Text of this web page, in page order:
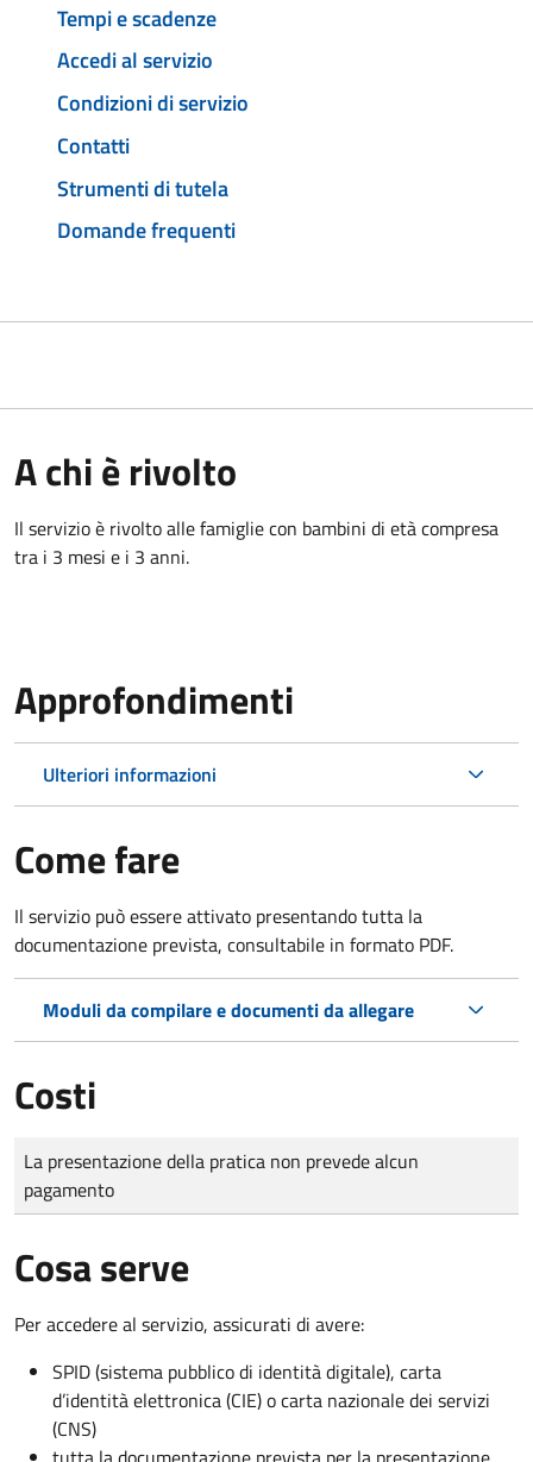
Tempi e scadenze
Accedi al servizio
Condizioni di servizio
Contatti
Strumenti di tutela
Domande frequenti
A chi è rivolto
Il servizio è rivolto alle famiglie con bambini di età compresa
tra i 3 mesi e i 3 anni.
Approfondimenti
Ulteriori informazioni
Come fare
Il servizio può essere attivato presentando tutta la
documentazione prevista, consultabile in formato PDF.
Moduli da compilare e documenti da allegare
Costi
Tipo di pagamento
Importo
La presentazione della pratica non prevede alcun
pagamento
Cosa serve
Per accedere al servizio, assicurati di avere:
SPID (sistema pubblico di identità digitale), carta
d’identità elettronica (CIE) o carta nazionale dei servizi
(CNS)